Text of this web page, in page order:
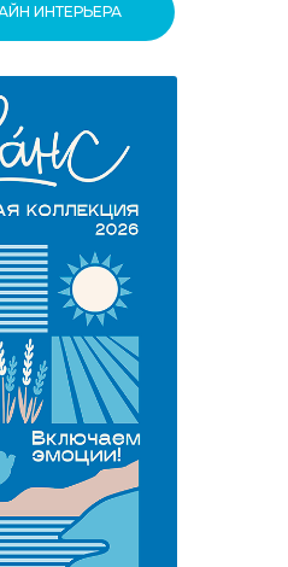
ИНТЕРЬЕРА